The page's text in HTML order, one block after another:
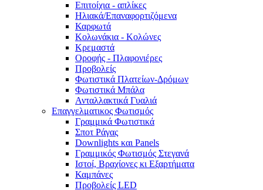
Επιτοίχια - απλίκες
Ηλιακά/Επαναφορτιζόμενα
Καρφωτά
Κολωνάκια - Κολώνες
Κρεμαστά
Οροφής - Πλαφονιέρες
Προβολείς
Φωτιστικά Πλατείων-Δρόμων
Φωτιστικά Μπάλα
Ανταλλακτικά Γυαλιά
Επαγγελματικος Φωτισμός
Γραμμικά Φωτιστικά
Σποτ Ράγας
Downlights και Panels
Γραμμικός Φωτισμός Στεγανά
Ιστοί, Βραχίονες κι Εξαρτήματα
Καμπάνες
Προβολείς LED